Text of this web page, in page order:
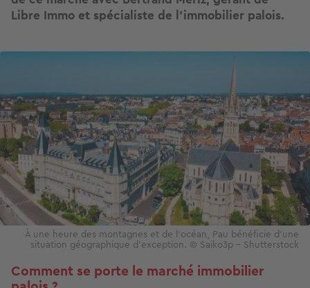
Libre Immo et spécialiste de l’immobilier palois.
Image
À une heure des montagnes et de l’océan, Pau bénéficie d’une
situation géographique d’exception. © Saiko3p – Shutterstock
Comment se porte le marché immobilier